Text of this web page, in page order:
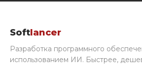
Softlancer
Разработка программного
использованием ИИ. Быстрее,